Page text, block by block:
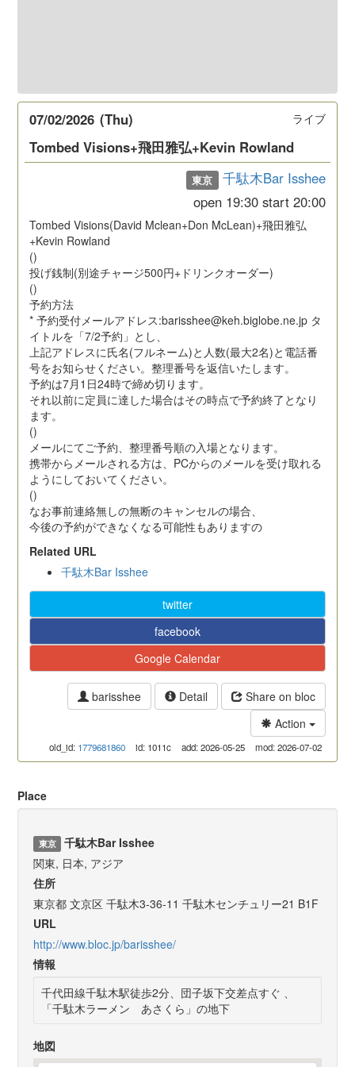
ライブ
07/02/2026 (Thu)
Tombed Visions+飛田雅弘+Kevin Rowland
東京
千駄木Bar Isshee
open 19:30 start 20:00
Tombed Visions(David Mclean+Don McLean)+飛田雅弘
+Kevin Rowland
()
投げ銭制(別途チャージ500円+ドリンクオーダー)
()
予約方法
* 予約受付メールアドレス:barisshee@keh.biglobe.ne.jp タ
イトルを「7/2予約」とし、
上記アドレスに氏名(フルネーム)と人数(最大2名)と電話番
号をお知らせください。整理番号を返信いたします。
予約は7月1日24時で締め切ります。
それ以前に定員に達した場合はその時点で予約終了となり
ます。
()
メールにてご予約、整理番号順の入場となります。
携帯からメールされる方は、PCからのメールを受け取れる
ようにしておいてください。
()
なお事前連絡無しの無断のキャンセルの場合、
今後の予約ができなくなる可能性もありますの
Related URL
千駄木Bar Isshee
twitter
facebook
Google Calendar
barisshee Detail
Share on bloc
Action
old_id: 1779681860 id: 1011c add: 2026-05-25 mod: 2026-07-02
Place
東京 千駄木Bar Isshee
関東, 日本, アジア
住所
東京都 文京区 千駄木3-36-11 千駄木センチュリー21 B1F
URL
http://www.bloc.jp/barisshee/
情報
千代田線千駄木駅徒歩2分、団子坂下交差点すぐ 、
「千駄木ラーメン あさくら」の地下
地図